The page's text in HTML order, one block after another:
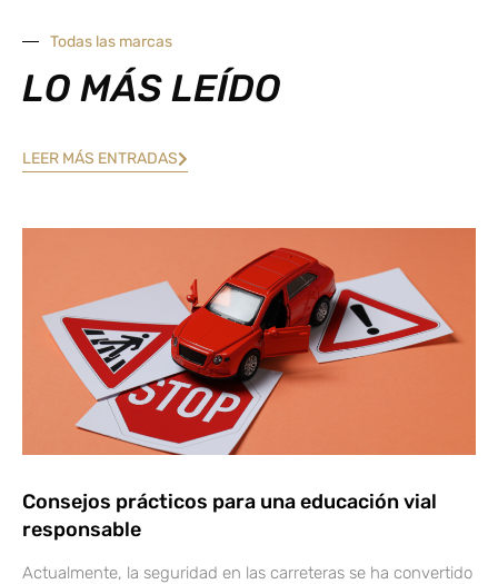
Todas las marcas
LO MÁS LEÍDO
LEER MÁS ENTRADAS
Consejos prácticos para una educación vial
responsable
Actualmente, la seguridad en las carreteras se ha convertido